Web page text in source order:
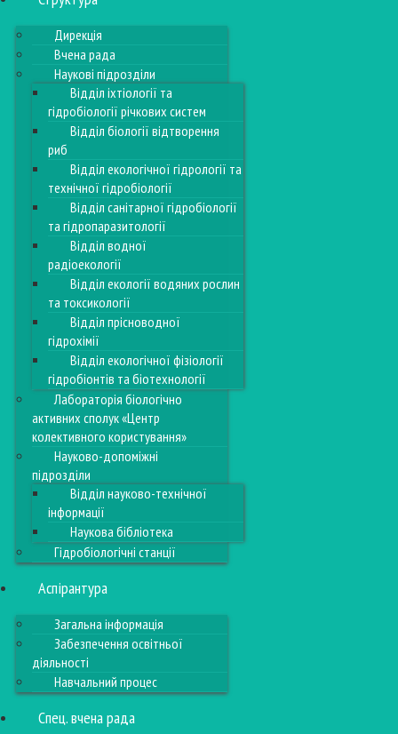
Дирекція
Вчена рада
Наукові підрозділи
Відділ іхтіології та
гідробіології річкових систем
Відділ біології відтворення
риб
Відділ екологічної гідрології та
технічної гідробіології
Відділ санітарної гідробіології
та гідропаразитології
Відділ водної
радіоекології
Відділ екології водяних рослин
та токсикології
Відділ прісноводної
гідрохімії
Відділ екологічної фізіології
гідробіонтів та біотехнології
Лабораторія біологічно
активних сполук «Центр
колективного користування»
Науково-допоміжні
підрозділи
Відділ науково-технічної
інформації
Наукова бібліотека
Гідробіологічні станції
Аспірантура
Загальна інформація
Забезпечення освітньої
діяльності
Навчальний процес
Спец. вчена рада